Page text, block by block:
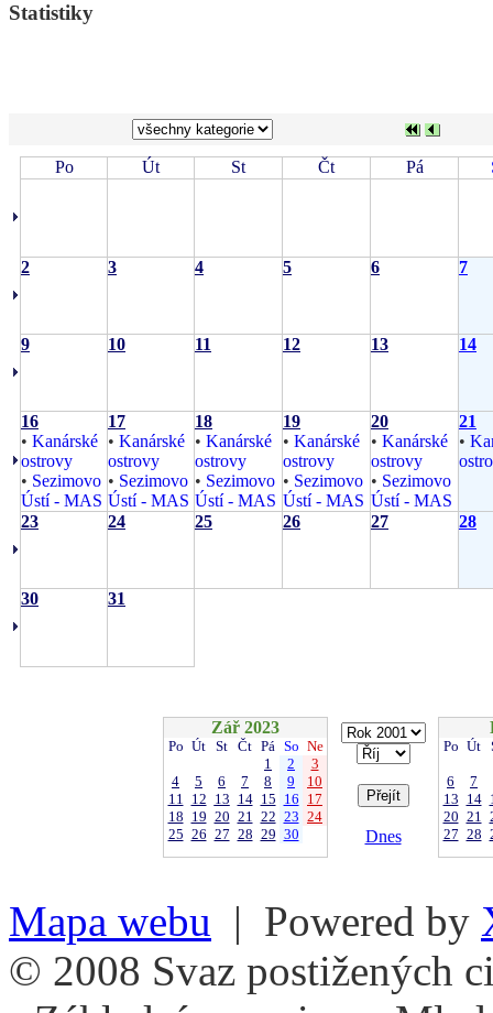
Statistiky
Po Út St Čt Pá
2 3 4 5 6 7
9 10 11 12 13 14
16
• Kanárské
ostrovy
• Sezimovo
Ústí - MAS
17
• Kanárské
ostrovy
• Sezimovo
Ústí - MAS
18
• Kanárské
ostrovy
• Sezimovo
Ústí - MAS
19
• Kanárské
ostrovy
• Sezimovo
Ústí - MAS
20
• Kanárské
ostrovy
• Sezimovo
Ústí - MAS
21
•
23 24 25 26 27 28
30 31
Zář 2023
Po Út St Čt Pá So Ne
1
2
3
4
5 6 7 8 9
10
11 12 13 14 15 16 17
18 19 20 21 22 23 24
25 26 27 28 29 30 Dnes
Po Út
6
7
13 14
20 21
27 28
Mapa webu | Powered by
© 2008 Svaz postižených